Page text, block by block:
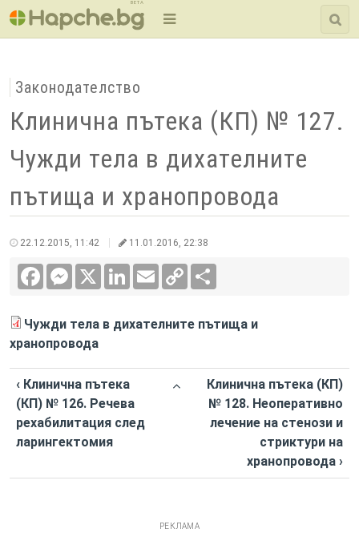
BETA
Законодателство
Клинична пътека (КП) № 127.
Чужди тела в дихателните
пътища и хранопровода
22.12.2015, 11:42 11.01.2016, 22:38
FacebookMessenger LinkedInEmail
Copy
Link
Чужди тела в дихателните пътища и
хранопровода
‹ Клинична пътека
(КП) № 126. Речева
рехабилитация след
ларингектомия
Клинична пътека (КП)
№ 128. Неоперативно
лечение на стенози и
стриктури на
хранопровода ›
РЕКЛАМА